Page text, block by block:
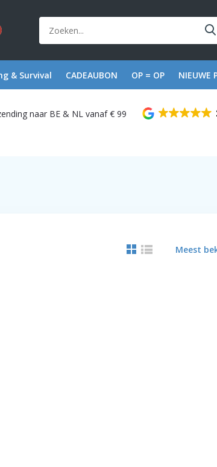
& Survival CADEAUBON OP = OP NIEUWE
naar BE & NL vanaf € 99
Meest